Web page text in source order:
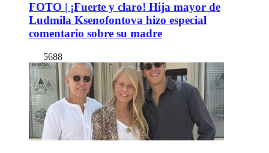
FOTO | ¡Fuerte y claro! Hija mayor de
Ludmila Ksenofontova hizo especial
comentario sobre su madre
5688